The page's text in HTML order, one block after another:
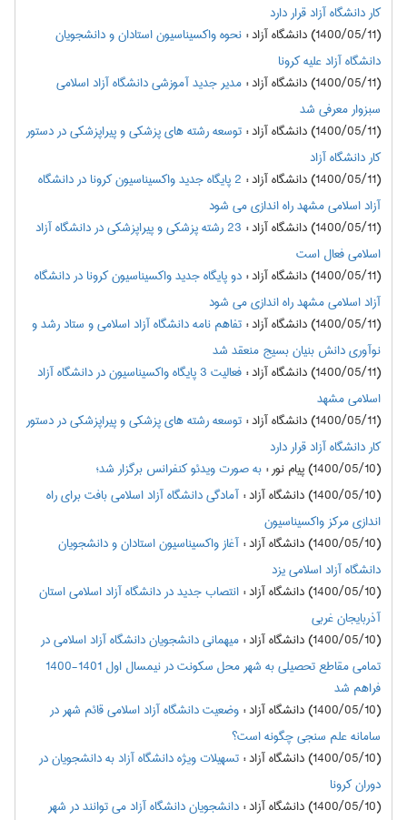
کار دانشگاه آزاد قرار دارد
(1400/05/11) دانشگاه آزاد
:نحوه واکسیناسیون استادان و دانشجویان
دانشگاه آزاد علیه کرونا
(1400/05/11) دانشگاه آزاد
:مدیر جدید آموزشی دانشگاه آزاد اسلامی
سبزوار معرفی شد
(1400/05/11) دانشگاه آزاد
:توسعه رشته های پزشکی و پیراپزشکی در دستور
کار دانشگاه آزاد
(1400/05/11) دانشگاه آزاد
:
2 پایگاه جدید واکسیناسیون کرونا در دانشگاه
آزاد اسلامی مشهد راه اندازی می شود
(1400/05/11) دانشگاه آزاد
:
23 رشته پزشکی و پیراپزشکی در دانشگاه آزاد
اسلامی فعال است
(1400/05/11) دانشگاه آزاد
:دو پایگاه جدید واکسیناسیون کرونا در دانشگاه
آزاد اسلامی مشهد راه اندازی می شود
(1400/05/11) دانشگاه آزاد
:تفاهم نامه دانشگاه آزاد اسلامی و ستاد رشد و
نوآوری دانش بنیان بسیج منعقد شد
(1400/05/11) دانشگاه آزاد
:
فعالیت 3 پایگاه واکسیناسیون در دانشگاه آزاد
اسلامی مشهد
(1400/05/11) دانشگاه آزاد
:توسعه رشته های پزشکی و پیراپزشکی در دستور
کار دانشگاه آزاد قرار دارد
(1400/05/10) پیام نور
:به صورت ویدئو کنفرانس برگزار شد؛
(1400/05/10) دانشگاه آزاد
:آمادگی دانشگاه آزاد اسلامی بافت برای راه
اندازی مرکز واکسیناسیون
(1400/05/10) دانشگاه آزاد
:آغاز واکسیناسیون استادان و دانشجویان
دانشگاه آزاد اسلامی یزد
(1400/05/10) دانشگاه آزاد
:انتصاب جدید در دانشگاه آزاد اسلامی استان
آذربایجان غربی
(1400/05/10) دانشگاه آزاد
:میهمانی دانشجویان دانشگاه آزاد اسلامی در
تمامی مقاطع تحصیلی به شهر محل سکونت در نیمسال اول 1401-1400
فراهم شد
(1400/05/10) دانشگاه آزاد
:وضعیت دانشگاه آزاد اسلامی قائم شهر در
سامانه علم سنجی چگونه است؟
(1400/05/10) دانشگاه آزاد
:تسهیلات ویژه دانشگاه آزاد به دانشجویان در
دوران کرونا
(1400/05/10) دانشگاه آزاد
:دانشجویان دانشگاه آزاد می توانند در شهر